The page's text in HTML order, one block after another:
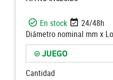
En stock
24/48h
Diámetro nominal mm x
JUEGO
Cantidad